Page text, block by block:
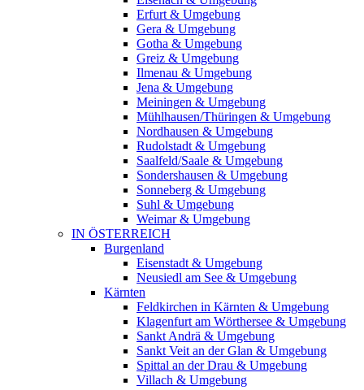
Erfurt & Umgebung
Gera & Umgebung
Gotha & Umgebung
Greiz & Umgebung
Ilmenau & Umgebung
Jena & Umgebung
Meiningen & Umgebung
Mühlhausen/Thüringen & Umgebung
Nordhausen & Umgebung
Rudolstadt & Umgebung
Saalfeld/Saale & Umgebung
Sondershausen & Umgebung
Sonneberg & Umgebung
Suhl & Umgebung
Weimar & Umgebung
IN ÖSTERREICH
Burgenland
Eisenstadt & Umgebung
Neusiedl am See & Umgebung
Kärnten
Feldkirchen in Kärnten & Umgebung
Klagenfurt am Wörthersee & Umgebung
Sankt Andrä & Umgebung
Sankt Veit an der Glan & Umgebung
Spittal an der Drau & Umgebung
Villach & Umgebung